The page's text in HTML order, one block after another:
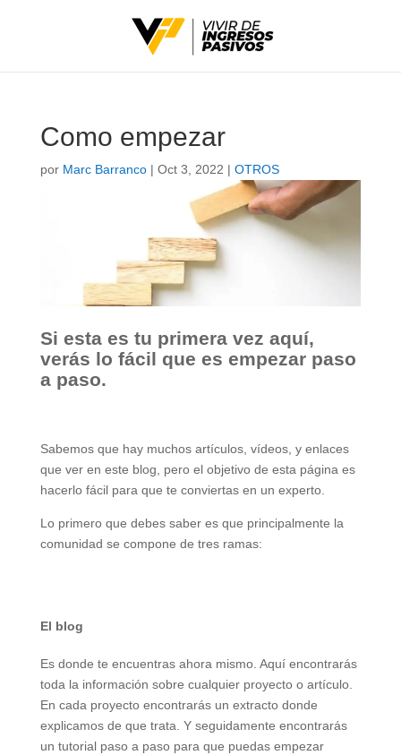
Como empezar
por Marc Barranco| Oct 3, 2022 | OTROS
Si esta es tu primera vez aquí,
verás lo fácil que es empezar paso
a paso.
Sabemos que hay muchos artículos, vídeos, y enlaces
que ver en este blog, pero el objetivo de esta página es
hacerlo fácil para que te conviertas en un experto.
Lo primero que debes saber es que principalmente la
comunidad se compone de tres ramas:
El blog
Es donde te encuentras ahora mismo. Aquí encontrarás
toda la información sobre cualquier proyecto o artículo.
En cada proyecto encontrarás un extracto donde
explicamos de que trata. Y seguidamente encontrarás
un tutorial paso a paso para que puedas empezar